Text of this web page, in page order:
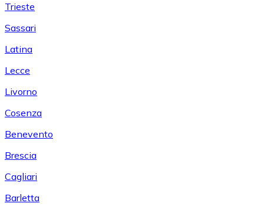
Trieste
Sassari
Latina
Lecce
Livorno
Cosenza
Benevento
Brescia
Cagliari
Barletta